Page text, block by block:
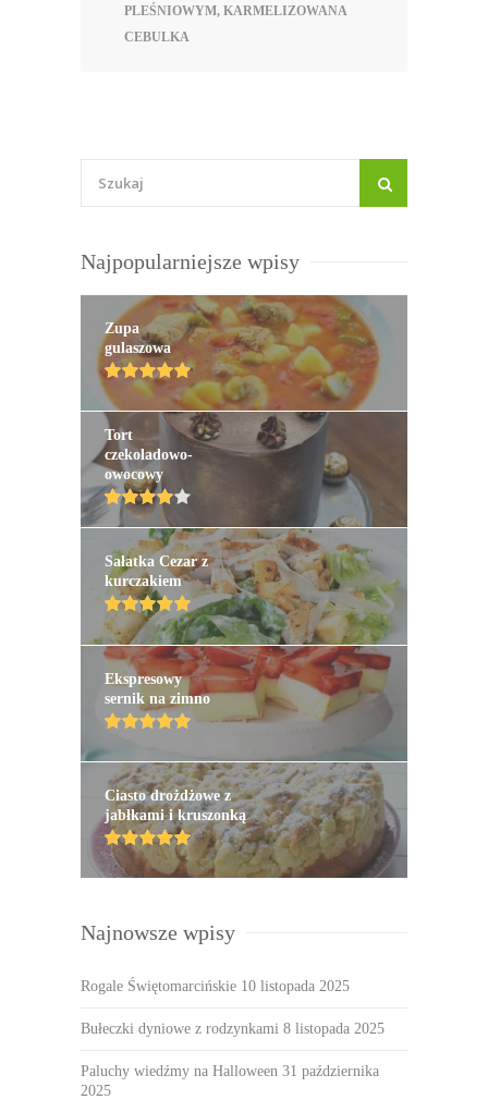
PLEŚNIOWYM, KARMELIZOWANA
CEBULKA
Najpopularniejsze wpisy
Zupa
gulaszowa
Tort
czekoladowo-
owocowy
Sałatka Cezar z
kurczakiem
Ekspresowy
sernik na zimno
Ciasto drożdżowe z
jabłkami i kruszonką
Najnowsze wpisy
Rogale Świętomarcińskie 10 listopada 2025
Bułeczki dyniowe z rodzynkami 8 listopada 2025
Paluchy wiedźmy na Halloween 31 października
2025